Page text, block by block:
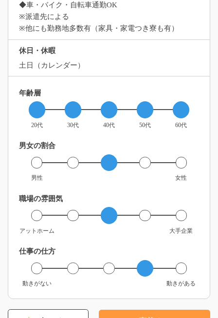
◆車・バイク・自転車通勤OK
※派遣先による
※他にも勤務地多数有（家具・家電つき寮も有）
休日・休暇
土日（カレンダー）
年齢層
20代 30代 40代 50代 60代
男女の割合
男性 女性
職場の雰囲気
アットホーム 大手企業
仕事の仕方
動きがない 動きがある